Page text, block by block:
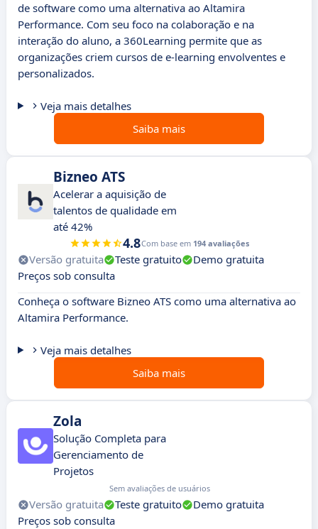
de software como uma alternativa ao Altamira
Performance. Com seu foco na colaboração e na
interação do aluno, a 360Learning permite que as
organizações criem cursos de e-learning envolventes e
personalizados.
Veja mais detalhes
Saiba mais
Bizneo ATS
Acelerar a aquisição de
talentos de qualidade em
até 42%
4.8Com base em 194 avaliações
Versão gratuita Teste gratuito
Demo gratuita
Preços sob consulta
Conheça o software Bizneo ATS como uma alternativa ao
Altamira Performance.
Veja mais detalhes
Saiba mais
Zola
Solução Completa para
Gerenciamento de
Projetos
Sem avaliações de usuários
Versão gratuita Teste gratuito
Demo gratuita
Preços sob consulta